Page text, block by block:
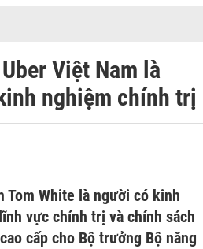
Việt Nam là
nghiệm chính trị
Tom White là người có kinh
vực chính trị và chính sách
cấp cho Bộ trưởng Bộ năng